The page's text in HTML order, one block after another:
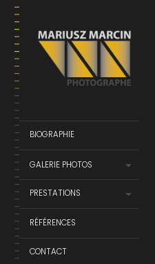
BIOGRAPHIE
GALERIE PHOTOS
PRESTATIONS
RÉFÉRENCES
CONTACT